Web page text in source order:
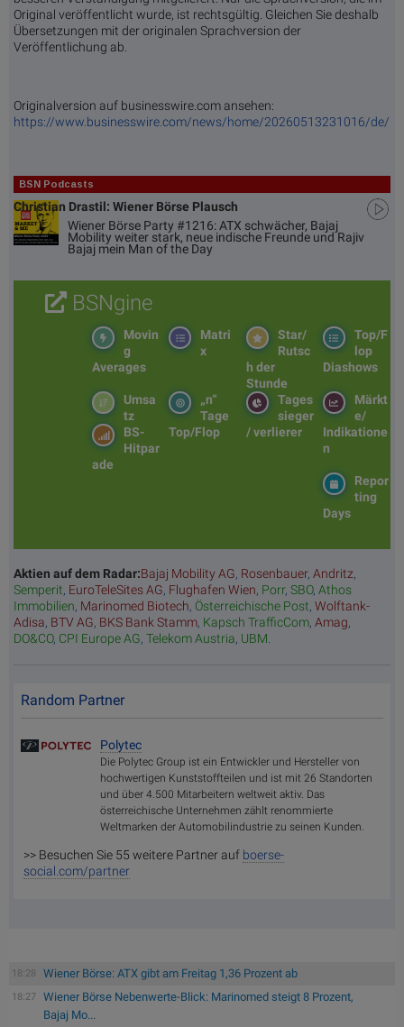
Original veröffentlicht wurde, ist rechtsgültig. Gleichen Sie deshalb
Übersetzungen mit der originalen Sprachversion der
Veröffentlichung ab.
Originalversion auf businesswire.com ansehen:
https://www.businesswire.com/news/home/20260513231016/de/
BSN Podcasts
Christian Drastil: Wiener Börse Plausch
Wiener Börse Party #1216: ATX schwächer, Bajaj
Mobility weiter stark, neue indische Freunde und Rajiv
Bajaj mein Man of the Day
BSNgine
Top/F
lop
Diashows
Star/
Rutsc
h der
Stunde
Matri
x
Movin
g
Averages
Märkt
e/
Indikatione
n
Tages
sieger
/ verlierer
„n“
Tage
Top/Flop
Umsa
tz
BS-
Hitpar
ade
Repor
ting
Days
Aktien auf dem Radar:Bajaj Mobility AG, Rosenbauer, Andritz,
Semperit, EuroTeleSites AG, Flughafen Wien, Porr, SBO, Athos
Immobilien, Marinomed Biotech, Österreichische Post, Wolftank-
Adisa, BTV AG, BKS Bank Stamm, Kapsch TrafficCom, Amag,
DO&CO, CPI Europe AG, Telekom Austria, UBM
Random Partner
Polytec
Die Polytec Group ist ein Entwickler und Hersteller von
hochwertigen Kunststoffteilen und ist mit 26 Standorten
und über 4.500 Mitarbeitern weltweit aktiv. Das
österreichische Unternehmen zählt renommierte
Weltmarken der Automobilindustrie zu seinen Kunden.
>> Besuchen Sie 55 weitere Partner auf boerse-
social.com/partner
18:28 Wiener Börse: ATX gibt am Freitag 1,36 Prozent ab
18:27
Wiener Börse Nebenwerte-Blick: Marinomed steigt 8 Prozent,
Bajaj Mo...